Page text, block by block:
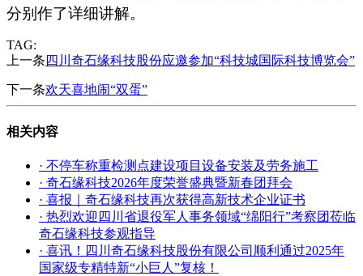
分别作了详细讲解。
TAG:
上一条 四川奇石缘科技股份应邀参加“科技城国际科技博览会”
下一条欢天喜地闹“双蛋”
相关内容
· 不停车称重检测点建设项目设备安装及劳务施工
· 奇石缘科技2026年度荣誉盛典暨新春团拜会
· 喜报｜奇石缘科技再次获得高新技术企业证书
· 热烈欢迎四川省退役军人事务领域“绵阳行”考察团莅临
奇石缘科技参观指导
· 喜讯！四川奇石缘科技股份有限公司顺利通过2025年
国家级专精特新“小巨人”复核！